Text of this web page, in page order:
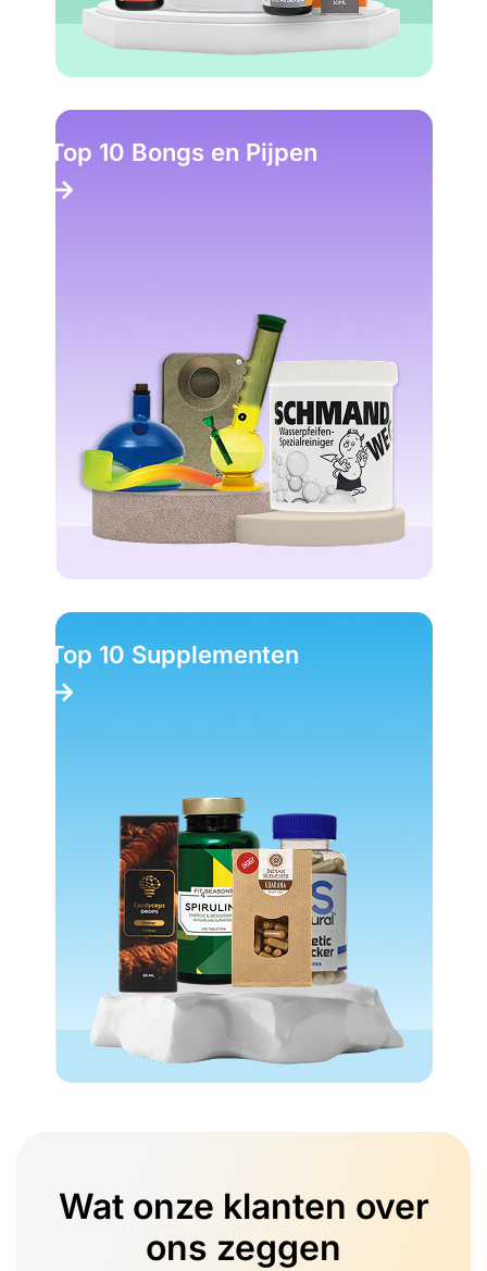
Top 10 Bongs en Pijpen
Top 10 Supplementen
Wat onze klanten over
ons zeggen